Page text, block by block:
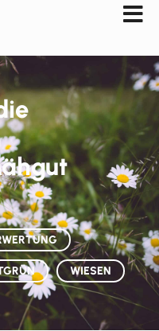
WIESEN